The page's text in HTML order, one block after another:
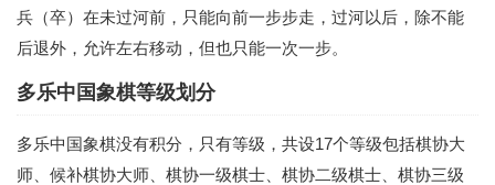
兵（卒）在未过河前，只能向前一步步走，过河以后，除不能
后退外，允许左右移动，但也只能一次一步。
多乐中国象棋等级划分
多乐中国象棋没有积分，只有等级，共设17个等级包括棋协大
师、候补棋协大师、棋协一级棋士、棋协二级棋士、棋协三级